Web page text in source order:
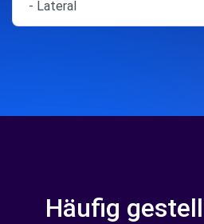
- Lateral
Häufig